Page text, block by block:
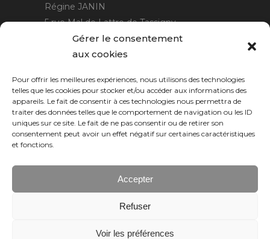
Gérer le consentement
aux cookies
Pour offrir les meilleures expériences, nous utilisons des technologies
telles que les cookies pour stocker et/ou accéder aux informations des
appareils. Le fait de consentir à ces technologies nous permettra de
traiter des données telles que le comportement de navigation ou les ID
uniques sur ce site. Le fait de ne pas consentir ou de retirer son
consentement peut avoir un effet négatif sur certaines caractéristiques
et fonctions.
Accepter
Refuser
Voir les préférences
Régine JANIN
5 rue Mal de Lattre de Tassigny
21220 Gevrey Chambertin
06 15 15 80 29
Horaires :sur rendez-vous.